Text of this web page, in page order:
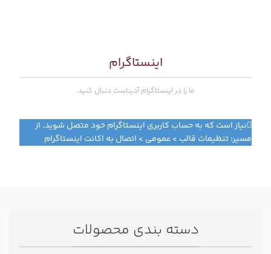
اینستاگرام
ما را در اینستاگرام آدیناست دنبال کنید.
نیاز است که به حساب کاربری اینستاگرام خود متصل شوید. از
مسیر: تنظیمات قالب > عمومی > اتصال به اکانت اینستاگرام
دسته بندی محصولات